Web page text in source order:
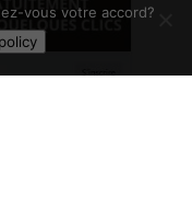
vous votre accord?